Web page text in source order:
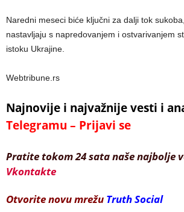
Naredni meseci biće ključni za dalji tok
nastavljaju s napredovanjem i ostvarivanjem
istoku Ukrajine.
Webtribune.rs
Najnovije i najvažnije vesti i
Telegramu – Prijavi se
Pratite tokom 24 sata naše najbolje
Vkontakte
Otvorite novu mrežu Truth Social